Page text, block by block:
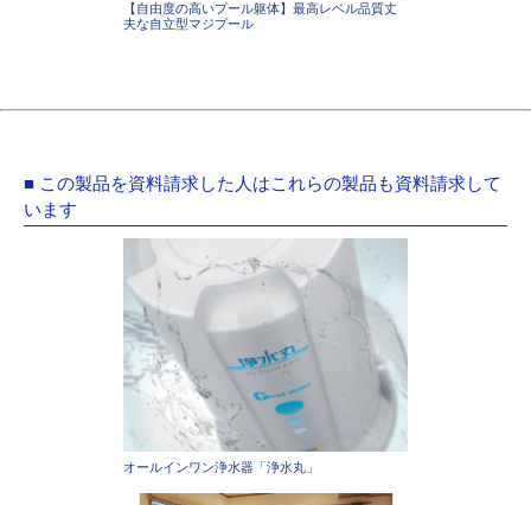
【自由度の高いプール躯体】最高レベル品質丈
夫な自立型マジプール
■ この製品を資料請求した人はこれらの製品も資料請求して
います
オールインワン浄水器「浄水丸」